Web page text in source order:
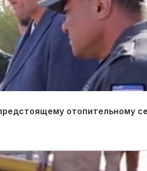
отопительному